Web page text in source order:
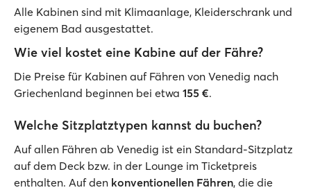
Alle Kabinen sind mit Klimaanlage, Kleiderschrank und
eigenem Bad ausgestattet.
Wie viel kostet eine Kabine auf der Fähre?
Die Preise für Kabinen auf Fähren von Venedig nach
Griechenland beginnen bei etwa 155 €.
Welche Sitzplatztypen kannst du buchen?
Auf allen Fähren ab Venedig ist ein Standard-Sitzplatz
auf dem Deck bzw. in der Lounge im Ticketpreis
enthalten. Auf den konventionellen Fähren, die die